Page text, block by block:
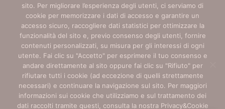
1522
BASTA VIOLENZA SULLE DONNE!
Per avere un aiuto o anche solo un consiglio chiama il 1522.
È un servizio pubblico promosso dalla presidenza del
Consiglio dei Ministri – Dipartimento per le Pari
Opportunità. Il numero è gratuito e attivo 24h su 24,
accoglie con operatrici specializzate le richieste di aiuto e
sostegno delle vittime di violenza e stalking. Visita i sito
sito. Per migliorare l’esperienza degli utenti, ci serviamo di
cookie per memorizzare i dati di accesso e garantire un
accesso sicuro, raccogliere dati statistici per ottimizzare la
funzionalità del sito e, previo consenso degli utenti, fornire
contenuti personalizzati, su misura per gli interessi di ogni
utente. Fai clic su "Accetto" per esprimere il tuo consenso e
andare direttamente al sito oppure fai clic su "Rifiuto" per
rifiutare tutti i cookie (ad eccezione di quelli strettamente
necessari) e continuare la navigazione sul sito. Per maggiori
informazioni sui cookie che utilizziamo e sul trattamento dei
dati raccolti tramite questi, consulta la nostra Privacy&Cookie